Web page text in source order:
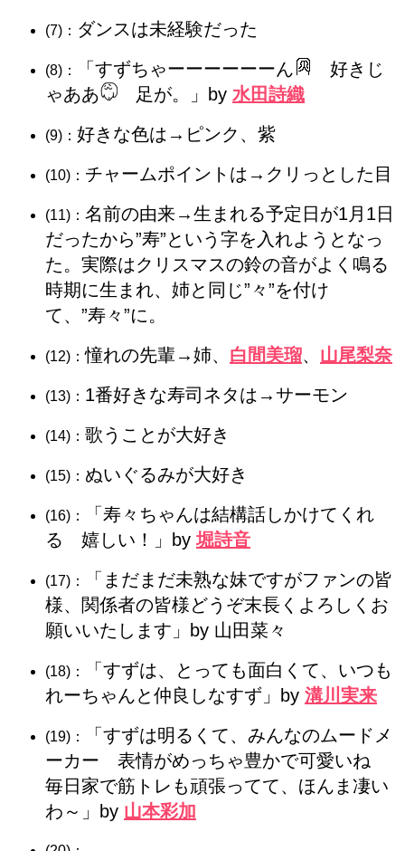
(7)： ダンスは未経験だった
(8)： 「すずちゃーーーーーーん
好きじ
ゃああ
足が。 」by 水田詩織
(9)： 好きな色は→ピンク、紫
(10)： チャームポイントは→クリっとした目
(11)： 名前の由来→生まれる予定日が1月1日
だったから”寿”という字を入れようとなっ
た。実際はクリスマスの鈴の音がよく鳴る
時期に生まれ、姉と同じ”々”を付け
て、”寿々”に。
(12)：憧れの先輩→姉、 白間美瑠、 山尾梨奈
(13)： 1番好きな寿司ネタは→サーモン
(14)： 歌うことが大好き
(15)： ぬいぐるみが大好き
(16)：
「寿々ちゃんは結構話しかけてくれ
る 嬉しい！」by堀詩音
(17)：
「まだまだ未熟な妹ですがファンの皆
様、関係者の皆様どうぞ末長くよろしくお
願いいたします」by 山田菜々
(18)：
「すずは、とっても面白くて、いつも
れーちゃんと仲良しなすず」by 溝川実来
(19)：
「すずは明るくて、みんなのムードメ
ーカー 表情がめっちゃ豊かで可愛いね
毎日家で筋トレも頑張ってて、ほんま凄い
わ～」by 山本彩加